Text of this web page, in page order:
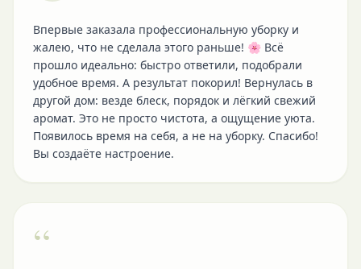
Впервые заказала профессиональную уборку и
жалею, что не сделала этого раньше! 🌸 Всё
прошло идеально: быстро ответили, подобрали
удобное время. А результат покорил! Вернулась в
другой дом: везде блеск, порядок и лёгкий свежий
аромат. Это не просто чистота, а ощущение уюта.
Появилось время на себя, а не на уборку. Спасибо!
Вы создаёте настроение.
“